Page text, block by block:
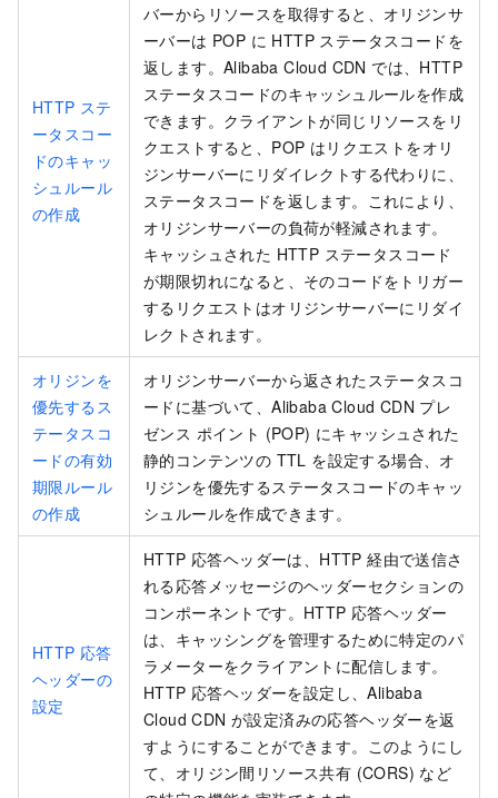
HTTP ステ
ータスコー
ドのキャッ
シュルール
の作成
バーからリソースを取得すると、オリジンサ
ーバーは POP に HTTP ステータスコードを
返します。 Alibaba Cloud CDN では、HTTP
ステータスコードのキャッシュルールを作成
できます。クライアントが同じリソースをリ
クエストすると、POP はリクエストをオリ
ジンサーバーにリダイレクトする代わりに、
ステータスコードを返します。これにより、
オリジンサーバーの負荷が軽減されます。
キャッシュされた HTTP ステータスコード
が期限切れになると、そのコードをトリガー
するリクエストはオリジンサーバーにリダイ
レクトされます。
オリジンを
優先するス
テータスコ
ードの有効
期限ルール
の作成
オリジンサーバーから返されたステータスコ
ードに基づいて、Alibaba Cloud CDN プレ
ゼンス ポイント (POP) にキャッシュされた
静的コンテンツの TTL を設定する場合、オ
リジンを優先するステータスコードのキャッ
シュルールを作成できます。
HTTP 応答
ヘッダーの
設定
HTTP 応答ヘッダーは、HTTP 経由で送信さ
れる応答メッセージのヘッダーセクションの
コンポーネントです。HTTP 応答ヘッダー
は、キャッシングを管理するために特定のパ
ラメーターをクライアントに配信します。
HTTP 応答ヘッダーを設定し、Alibaba
Cloud CDN が設定済みの応答ヘッダーを返
すようにすることができます。このようにし
て、オリジン間リソース共有 (CORS) など